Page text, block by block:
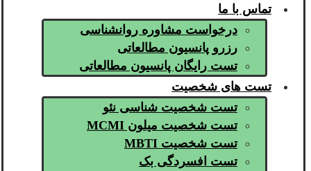
تماس با ما
درخواست مشاوره روانشناسی
رزرو پانسیون مطالعاتی
تست رایگان پانسیون مطالعاتی
تست های شخصیت
تست شخصیت شناسی نئو
تست شخصیت میلون MCMI
تست شخصیت MBTI
تست افسردگی بک